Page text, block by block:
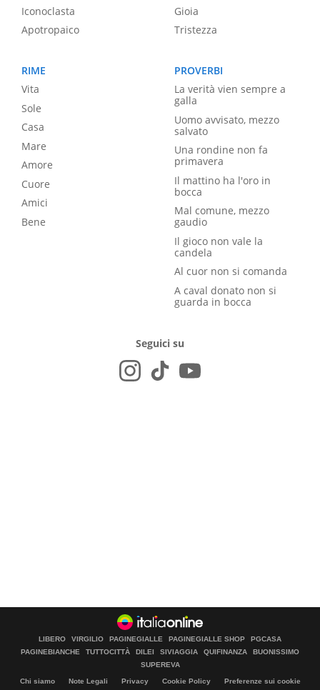
Iconoclasta
Apotropaico
Gioia
Tristezza
RIME
Vita
Sole
Casa
Mare
Amore
Cuore
Amici
Bene
PROVERBI
La verità vien sempre a
galla
Uomo avvisato, mezzo
salvato
Una rondine non fa
primavera
Il mattino ha l'oro in
bocca
Mal comune, mezzo
gaudio
Il gioco non vale la
candela
Al cuor non si comanda
A caval donato non si
guarda in bocca
Seguici su
LIBERO VIRGILIO PAGINEGIALLE PAGINEGIALLE SHOP
PGCASA
PAGINEBIANCHE
TUTTOCITTÀ DILEI SIVIAGGIA QUIFINANZA
BUONISSIMO
SUPEREVA
Chi siamo Note Legali Privacy Cookie Policy
Preferenze sui cookie